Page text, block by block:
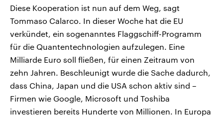
Diese Kooperation ist nun auf dem Weg, sagt
Tommaso Calarco. In dieser Woche hat die EU
verkündet, ein sogenanntes Flaggschiff-Programm
für die Quantentechnologien aufzulegen. Eine
Milliarde Euro soll fließen, für einen Zeitraum von
zehn Jahren. Beschleunigt wurde die Sache dadurch,
dass China, Japan und die USA schon aktiv sind –
Firmen wie Google, Microsoft und Toshiba
investieren bereits Hunderte von Millionen. In Europa